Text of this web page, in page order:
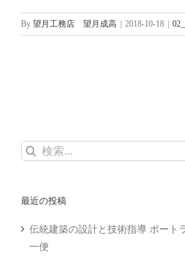
By 望月工務店 望月成高 2018-10-18
検
最近の投稿
伝統建築の設計と技術指導 ポー
一便